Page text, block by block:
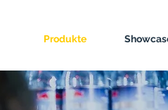
Produkte